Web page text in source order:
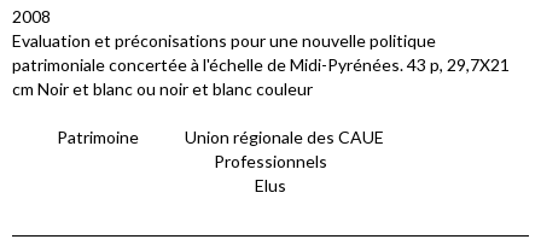
2008
Evaluation et préconisations pour une nouvelle politique
patrimoniale concertée à l'échelle de Midi-Pyrénées. 43 p, 29,7X21
cm Noir et blanc ou noir et blanc couleur
Patrimoine
Union régionale des CAUE
Professionnels
Elus